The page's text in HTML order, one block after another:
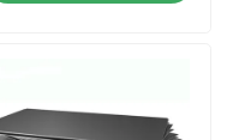
ورقة لوحة الكربون